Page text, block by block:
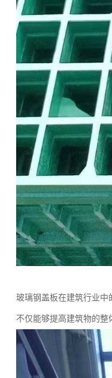
玻璃钢盖板在建筑行业中
不仅能够提高建筑物的整